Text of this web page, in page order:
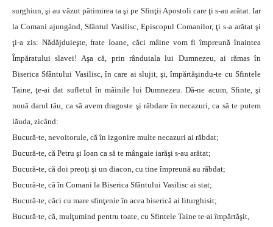
surghiun, şi au văzut pătimirea ta şi pe Sfinţii Apostoli care ţi s-au arătat. Iar
la Comani ajungând, Sfântul Vasilisc, Episcopul Comanilor, ţi s-a arătat şi
ţi-a zis: Nădăjduieşte, frate Ioane, căci mâine vom fi împreună înaintea
Împăratului slavei! Aşa că, prin rânduiala lui Dumnezeu, ai rămas în
Biserica Sfântului Vasilisc, în care ai slujit, şi, împărtăşindu-te cu Sfintele
Taine, ţe-ai dat sufletul în mâinile lui Dumnezeu. Dă-ne acum, Sfinte, şi
nouă darul tău, ca să avem dragoste şi răbdare în necazuri, ca să te putem
lăuda, zicând:
Bucură-te, nevoitorule, că în izgonire multe necazuri ai răbdat;
Bucură-te, că Petru şi Ioan ca să te mângaie iarăşi s-au arătat;
Bucură-te, că doi preoţi şi un diacon, cu tine împreună au răbdat;
Bucură-te, că în Comani la Biserica Sfântului Vasilisc ai stat;
Bucură-te, căci cu mare sfinţenie în acea biserică ai liturghisit;
Bucură-te, că, mulţumind pentru toate, cu Sfintele Taine te-ai împărtăşit,